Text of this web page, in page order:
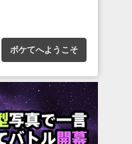
ボケてへようこそ